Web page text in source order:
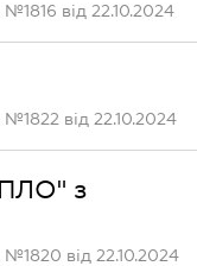
від 22.10.2024
від 22.10.2024
з
від 22.10.2024